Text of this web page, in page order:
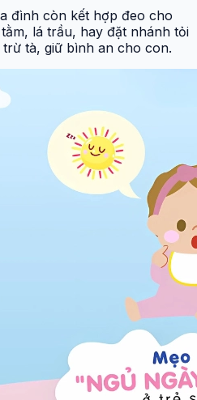
đình còn kết hợp đeo cho
lá trầu, hay đặt nhánh tỏi
tà, giữ bình an cho con.